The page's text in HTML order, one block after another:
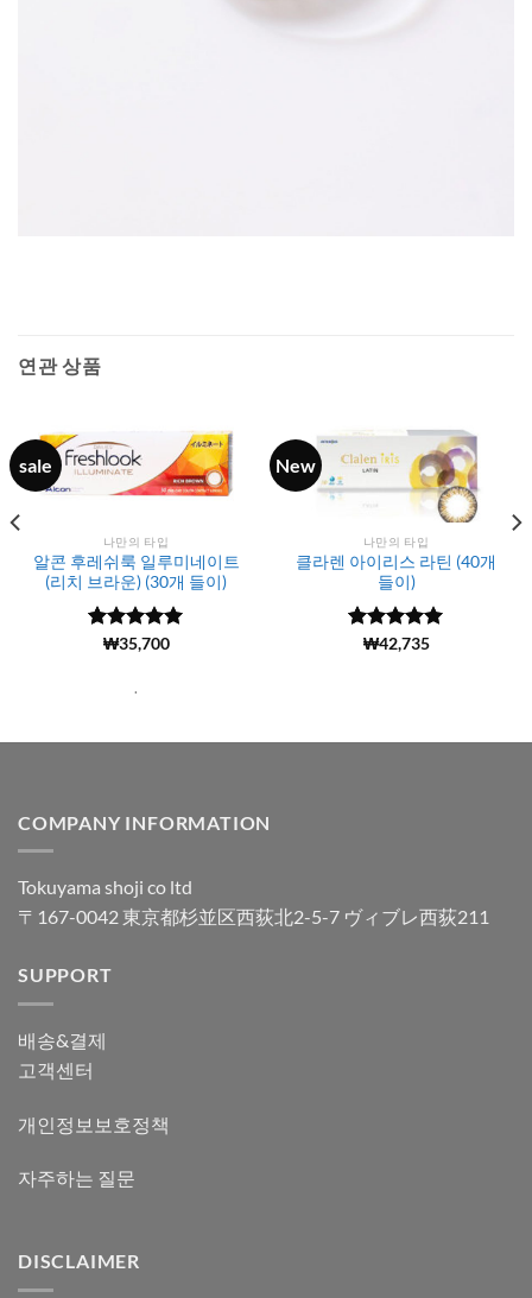
연관 상품
sale
나만의 타입
알콘 후레쉬룩 일루미네이트
(리치 브라운) (30개 들이)
5 중에서
(1919)
₩35,700
.
New
나만의 타입
클라렌 아이리스 라틴 (40개
들이)
5 중에서
(150)
₩42,735
COMPANY INFORMATION
Tokuyama shoji co ltd
〒167-0042 東京都杉並区西荻北2-5-7 ヴィブレ西荻211
SUPPORT
배송&결제
고객센터
개인정보보호정책
자주하는 질문
DISCLAIMER